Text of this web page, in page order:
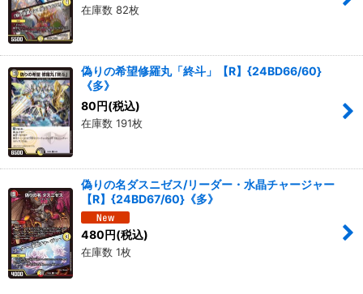
在庫数 82枚
偽りの希望修羅丸「終斗」【R】{24BD66/60}
《多》
80円(税込)
在庫数 191枚
偽りの名ダスニゼス/リーダー・水晶チャージャー
【R】{24BD67/60}《多》
480円(税込)
在庫数 1枚